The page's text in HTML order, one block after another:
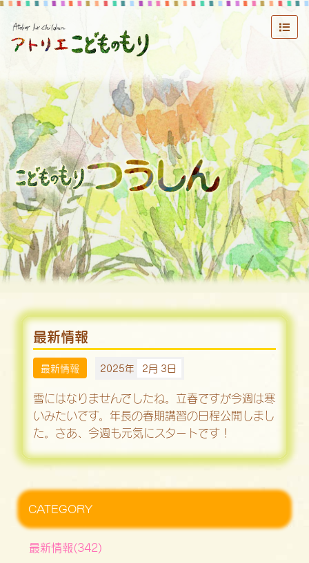
最新情報
最新情報 2025年 2月 3日
雪にはなりませんでしたね。立春ですが今週は寒
いみたいです。年長の春期講習の日程公開しまし
た。さあ、今週も元気にスタートです！
CATEGORY
最新情報(342)